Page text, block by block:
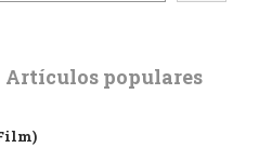
Artículos populares